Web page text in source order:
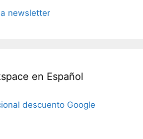
newsletter
en Español
descuento Google